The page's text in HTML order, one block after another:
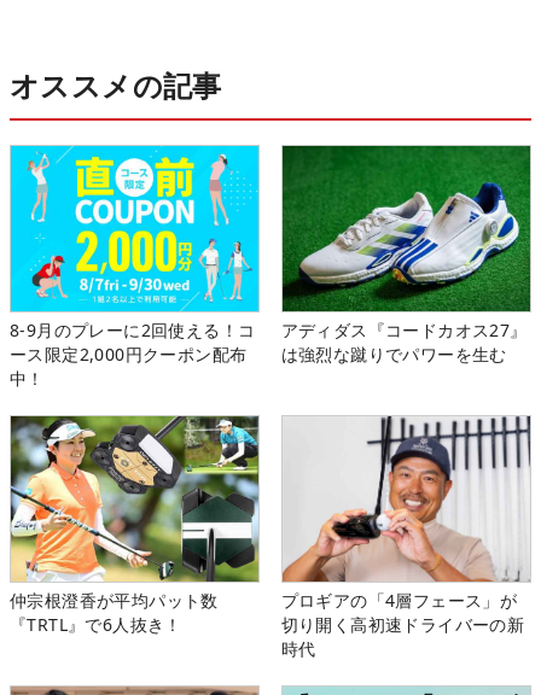
オススメの記事
8-9月のプレーに2回使える！コ
ース限定2,000円クーポン配布
中！
アディダス『コードカオス27』
は強烈な蹴りでパワーを生む
仲宗根澄香が平均パット数
『TRTL』で6人抜き！
プロギアの「4層フェース」が
切り開く高初速ドライバーの新
時代